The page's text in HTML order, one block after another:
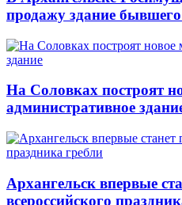
продажу здание
На Соловках построят
административное
Архангельск впервые
всероссийского